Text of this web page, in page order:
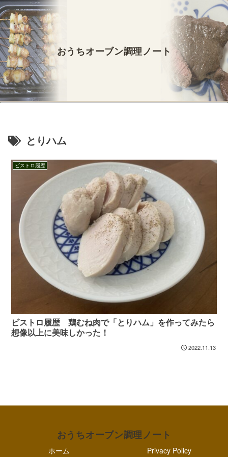
おうちオーブン調理ノート
とりハム
ビストロ履歴
ビストロ履歴 鶏むね肉で「とりハム」を作ってみたら
想像以上に美味しかった！
2022.11.13
おうちオーブン調理ノート
ホーム Privacy Policy